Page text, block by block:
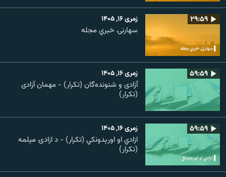
۲۹:۵۹ زمری ۱۶, ۱۴۰۵
سهارنۍ خبري مجله
۵۹:۵۹ زمری ۱۶, ۱۴۰۵
آزادی و شنونده‌گان (تکرار) - مهمان آزادی
(تکرار)
۵۹:۵۹ زمری ۱۶, ۱۴۰۵
ازادي او اورېدونکي (تکرار) - د ازادۍ مېلمه
(تکرار)